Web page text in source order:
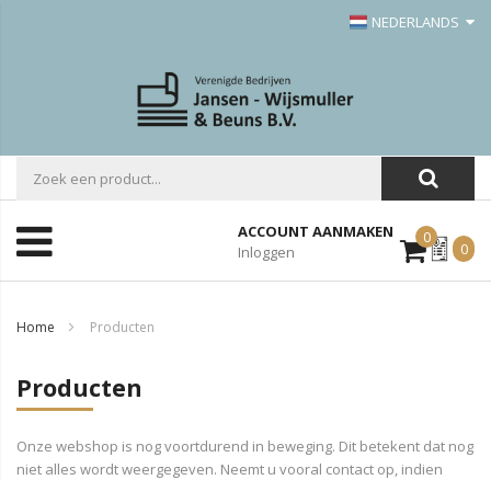
NEDERLANDS
ACCOUNT AANMAKEN
Inloggen
0Mijn
Offerte
0
Home Producten
Producten
Onze webshop is nog voortdurend in beweging. Dit betekent dat nog
niet alles wordt weergegeven. Neemt u vooral contact op, indien